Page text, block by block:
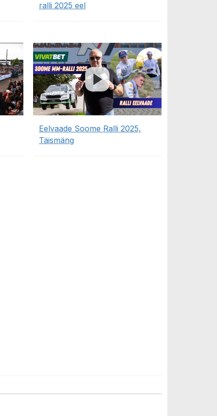
ralli 2025 eel
Eelvaade Soome Ralli 2025,
Täismäng